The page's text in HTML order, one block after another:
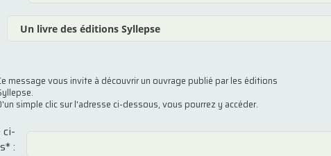
message vous invite à découvrir un ouvrage publié par les éditions
simple clic sur l'adresse ci-dessous, vous pourrez y accéder.
: